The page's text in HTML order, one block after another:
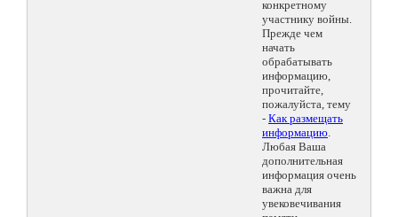
конкретному
участнику войны.
Прежде чем
начать
обрабатывать
информацию,
прочитайте,
пожалуйста, тему
- Как размещать
информацию.
Любая Ваша
дополнительная
информация очень
важна для
увековечивания